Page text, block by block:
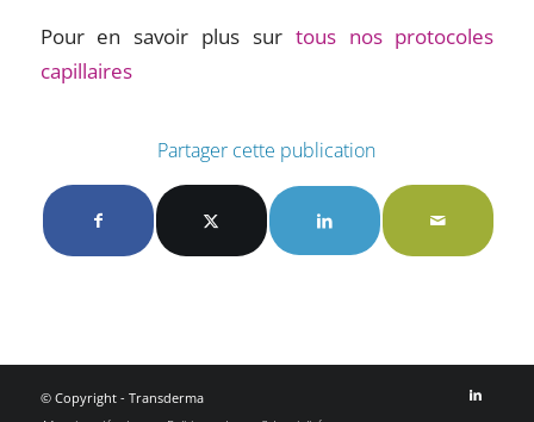
Pour en savoir plus sur tous nos protocoles
capillaires
Partager cette publication
© Copyright - Transderma